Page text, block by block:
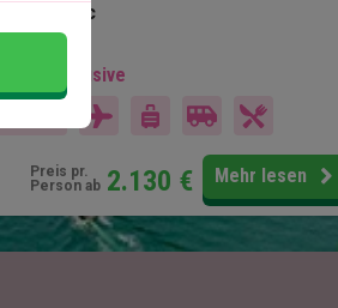
Phu Quoc
Preis inklusive
Preis pr.
Person ab 2.130 € Mehr lesen